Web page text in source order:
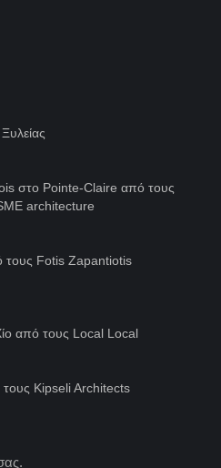
στο Pointe-Claire από τους
architecture
τους Fotis Zapantiotis
από τους Local Local
Kipseli Architects